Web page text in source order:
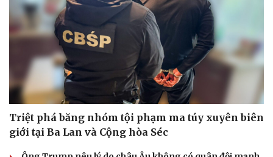
Triệt phá băng nhóm tội phạm ma túy xuyên biên
giới tại Ba Lan và Cộng hòa Séc